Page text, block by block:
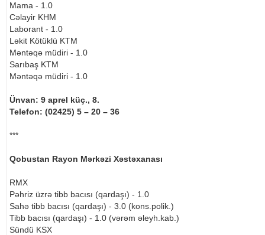
Mama - 1.0
Cəlayir KHM
Laborant - 1.0
Ləkit Kötüklü KTM
Məntəqə müdiri - 1.0
Sarıbaş KTM
Məntəqə müdiri - 1.0
Ünvan: 9 aprel küç., 8.
Telefon: (02425) 5 – 20 – 36
***
Qobustan Rayon Mərkəzi Xəstəxanası
RMX
Pəhriz üzrə tibb bacısı (qardaşı) - 1.0
Sahə tibb bacısı (qardaşı) - 3.0 (kons.polik.)
Tibb bacısı (qardaşı) - 1.0 (vərəm əleyh.kab.)
Sündü KSX